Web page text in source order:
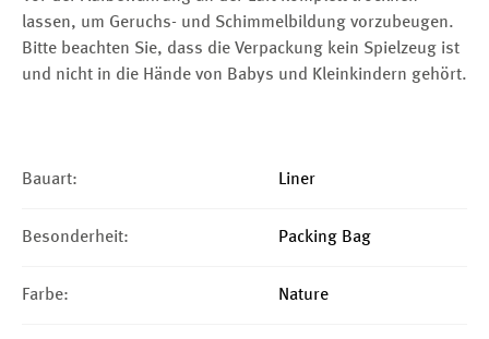
lassen, um Geruchs- und Schimmelbildung vorzubeugen.
Bitte beachten Sie, dass die Verpackung kein Spielzeug ist
und nicht in die Hände von Babys und Kleinkindern gehört.
Bauart: Liner
Besonderheit: Packing Bag
Farbe: Nature